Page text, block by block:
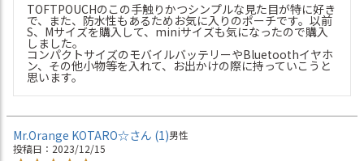
TOFTPOUCHのこの手触りかつシンプルな見た目が特に好き
で、また、防水性もあるためお気に入りのポーチです。以前
S、Mサイズを購入して、miniサイズも気になったので購入
しました。
コンパクトサイズのモバイルバッテリーやBluetoothイヤホ
ン、その他小物等を入れて、お出かけの際に持っていこうと
思います。
Mr.Orange KOTARO☆ 1 男性
投稿日
2023/12/15